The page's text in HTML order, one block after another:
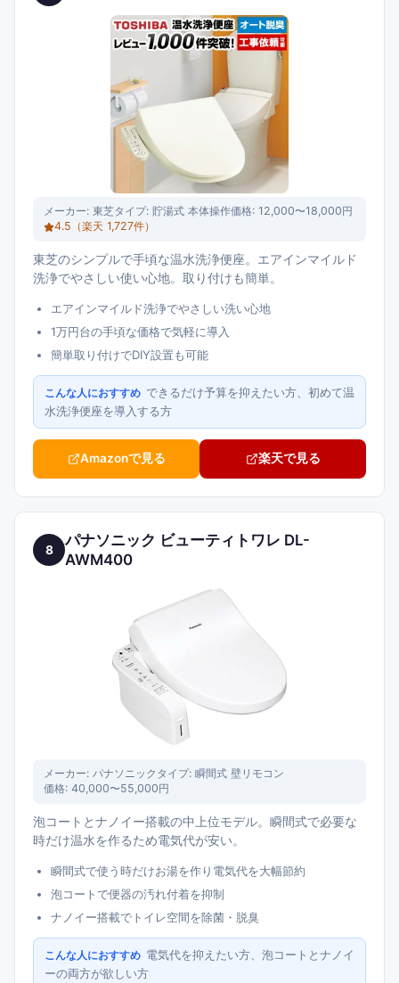
メーカー: 東芝タイプ: 貯湯式 本体操作価格: 12,000〜18,000円
4.5 （楽天 1,727件）
東芝のシンプルで手頃な温水洗浄便座。エアインマイルド
洗浄でやさしい使い心地。取り付けも簡単。
エアインマイルド洗浄でやさしい洗い心地
1万円台の手頃な価格で気軽に導入
簡単取り付けでDIY設置も可能
こんな人におすすめ できるだけ予算を抑えたい方、初めて温
水洗浄便座を導入する方
Amazonで見る 楽天で見る
8
パナソニック ビューティトワレ DL-
AWM400
メーカー: パナソニック タイプ: 瞬間式 壁リモコン
価格: 40,000〜55,000円
泡コートとナノイー搭載の中上位モデル。瞬間式で必要な
時だけ温水を作るため電気代が安い。
瞬間式で使う時だけお湯を作り電気代を大幅節約
泡コートで便器の汚れ付着を抑制
ナノイー搭載でトイレ空間を除菌・脱臭
こんな人におすすめ 電気代を抑えたい方、泡コートとナノイ
ーの両方が欲しい方